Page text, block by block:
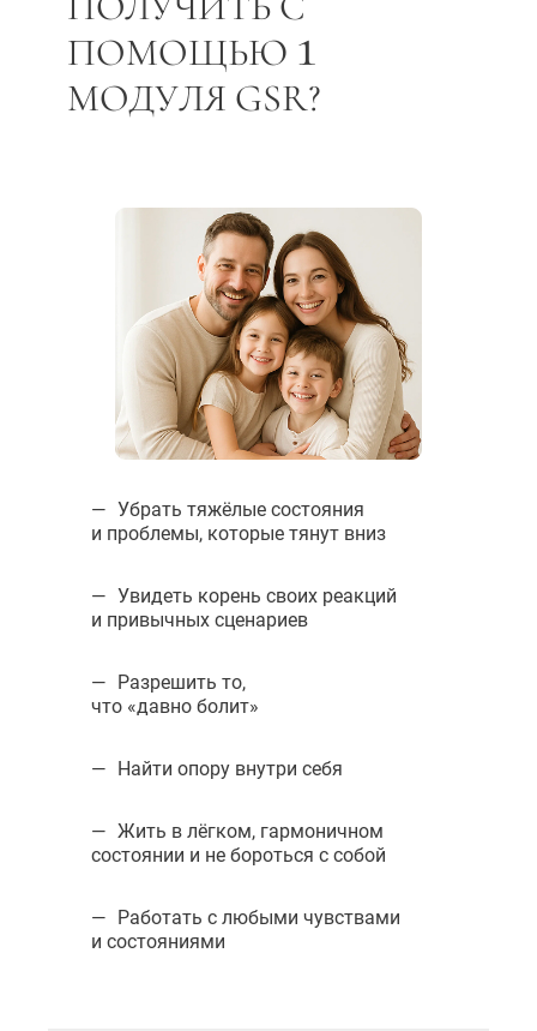
ПОМОЩЬЮ 1
МОДУЛЯ GSR?
Убрать тяжёлые состояния
и проблемы, которые тянут вниз
Увидеть корень своих реакций
и привычных сценариев
Разрешить то,
что «давно болит»
Найти опору внутри себя
Жить в лёгком, гармоничном
состоянии и не бороться с собой
Работать с любыми чувствами
и состояниями